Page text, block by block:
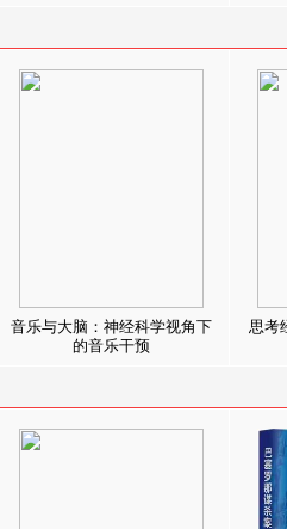
音乐与大脑：神经科学视角下
的音乐干预
思考